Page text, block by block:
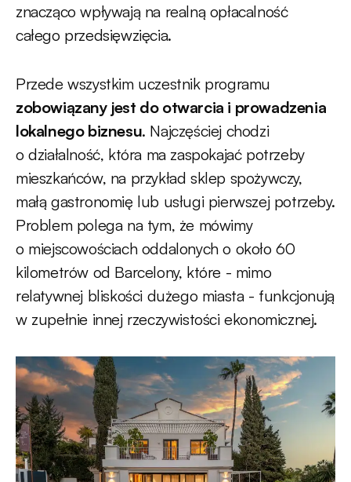
znacząco wpływają na realną opłacalność
całego przedsięwzięcia.
Przede wszystkim uczestnik programu
zobowiązany jest do otwarcia i prowadzenia
lokalnego biznesu. Najczęściej chodzi
o działalność, która ma zaspokajać potrzeby
mieszkańców, na przykład sklep spożywczy,
małą gastronomię lub usługi pierwszej potrzeby.
Problem polega na tym, że mówimy
o miejscowościach oddalonych o około 60
kilometrów od Barcelony, które - mimo
relatywnej bliskości dużego miasta - funkcjonują
w zupełnie innej rzeczywistości ekonomicznej.